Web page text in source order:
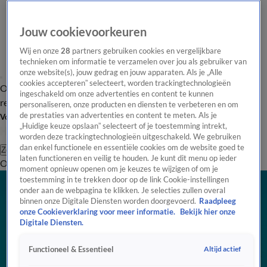
Overzicht Laatste nieuws Regionieuws Het beste van Hart
Tip de
redactie
Volg Hart van Nederland
Zoeken
OverzichtRegioUitzendingenWeerTip de redactiePanelVideo's
Jouw cookievoorkeuren
Wij en onze28 partners gebruiken cookies en vergelijkbare
technieken om informatie te verzamelen over jou als gebruiker van
onze website(s), jouw gedrag en jouw apparaten. Als je „Alle
cookies accepteren” selecteert, worden trackingtechnologieën
ingeschakeld om onze advertenties en content te kunnen
personaliseren, onze producten en diensten te verbeteren en om
de prestaties van advertenties en content te meten. Als je
„Huidige keuze opslaan” selecteert of je toestemming intrekt,
worden deze trackingtechnologieën uitgeschakeld. We gebruiken
dan enkel functionele en essentiële cookies om de website goed te
laten functioneren en veilig te houden. Je kunt dit menu op ieder
moment opnieuw openen om je keuzes te wijzigen of om je
toestemming in te trekken door op de link Cookie-instellingen
onder aan de webpagina te klikken. Je selecties zullen overal
binnen onze Digitale Diensten worden doorgevoerd. Raadpleeg
onze Cookieverklaring voor meer informatie.
Bekijk hier onze
Digitale Diensten.
Functioneel & Essentieel Altijd actief